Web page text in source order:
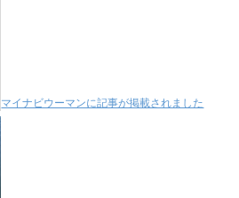
マイナビウーマンに記事が掲載されました